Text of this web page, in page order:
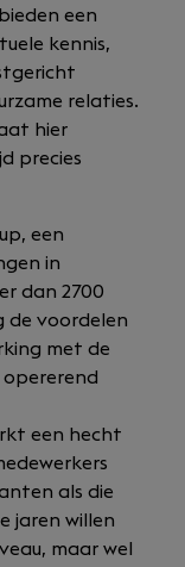
een
kennis,
relaties.
hier
precies
een
in
dan 2700
de voordelen
met de
een hecht
als die
jaren willen
maar wel